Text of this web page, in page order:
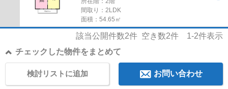
間取り：2LDK
面積：54.65㎡
該当公開件数2件 空き数2件 1-2件表示
チェックした物件をまとめて
お問い合わせ
検討リストに追加